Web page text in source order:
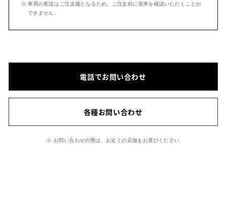
※ 車両の配送はご注文後となるため、ご注文前に実車を確認いただくことが
できません。
電話でお問い合わせ
各種お問い合わせ
※ お問い合わせの際は、お近くの店舗をお選びください